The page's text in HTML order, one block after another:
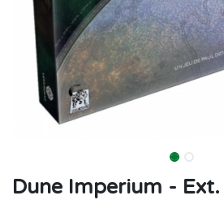
Dune Imperium - Ext.